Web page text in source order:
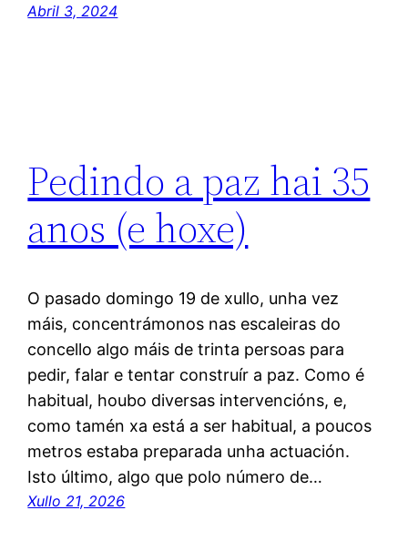
Abril 3, 2024
Pedindo a paz hai 35
anos (e hoxe)
O pasado domingo 19 de xullo, unha vez
máis, concentrámonos nas escaleiras do
concello algo máis de trinta persoas para
pedir, falar e tentar construír a paz. Como é
habitual, houbo diversas intervencións, e,
como tamén xa está a ser habitual, a poucos
metros estaba preparada unha actuación.
Isto último, algo que polo número de…
Xullo 21, 2026